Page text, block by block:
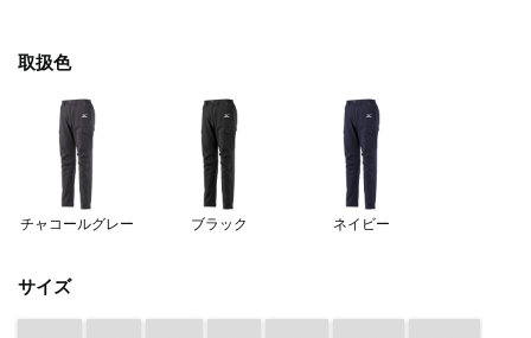
取扱色
チャコールグレー ブラック ネイビー
サイズ